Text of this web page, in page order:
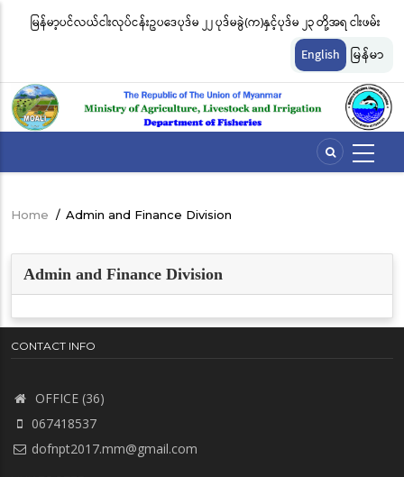
မြန်မာ့ပင်လယ်ငါးလုပ်ငန်းဥပဒေပုဒ်မ ၂၂ ပုဒ်မခွဲ(က)နှင့်ပုဒ်မ ၂၃ တို့အရ ငါးဖမ်း
ကိရိယာအမျိုးအစားအလိုက် လိုင်စင်ခနှုန်းထားများကို အောက်ပါအတိုင်း
English မြန်မာ
Breadcrumb
Home / Admin and Finance Division
Admin and Finance Division
CONTACT INFO
OFFICE (36)
067418537
dofnpt2017.mm@gmail.com